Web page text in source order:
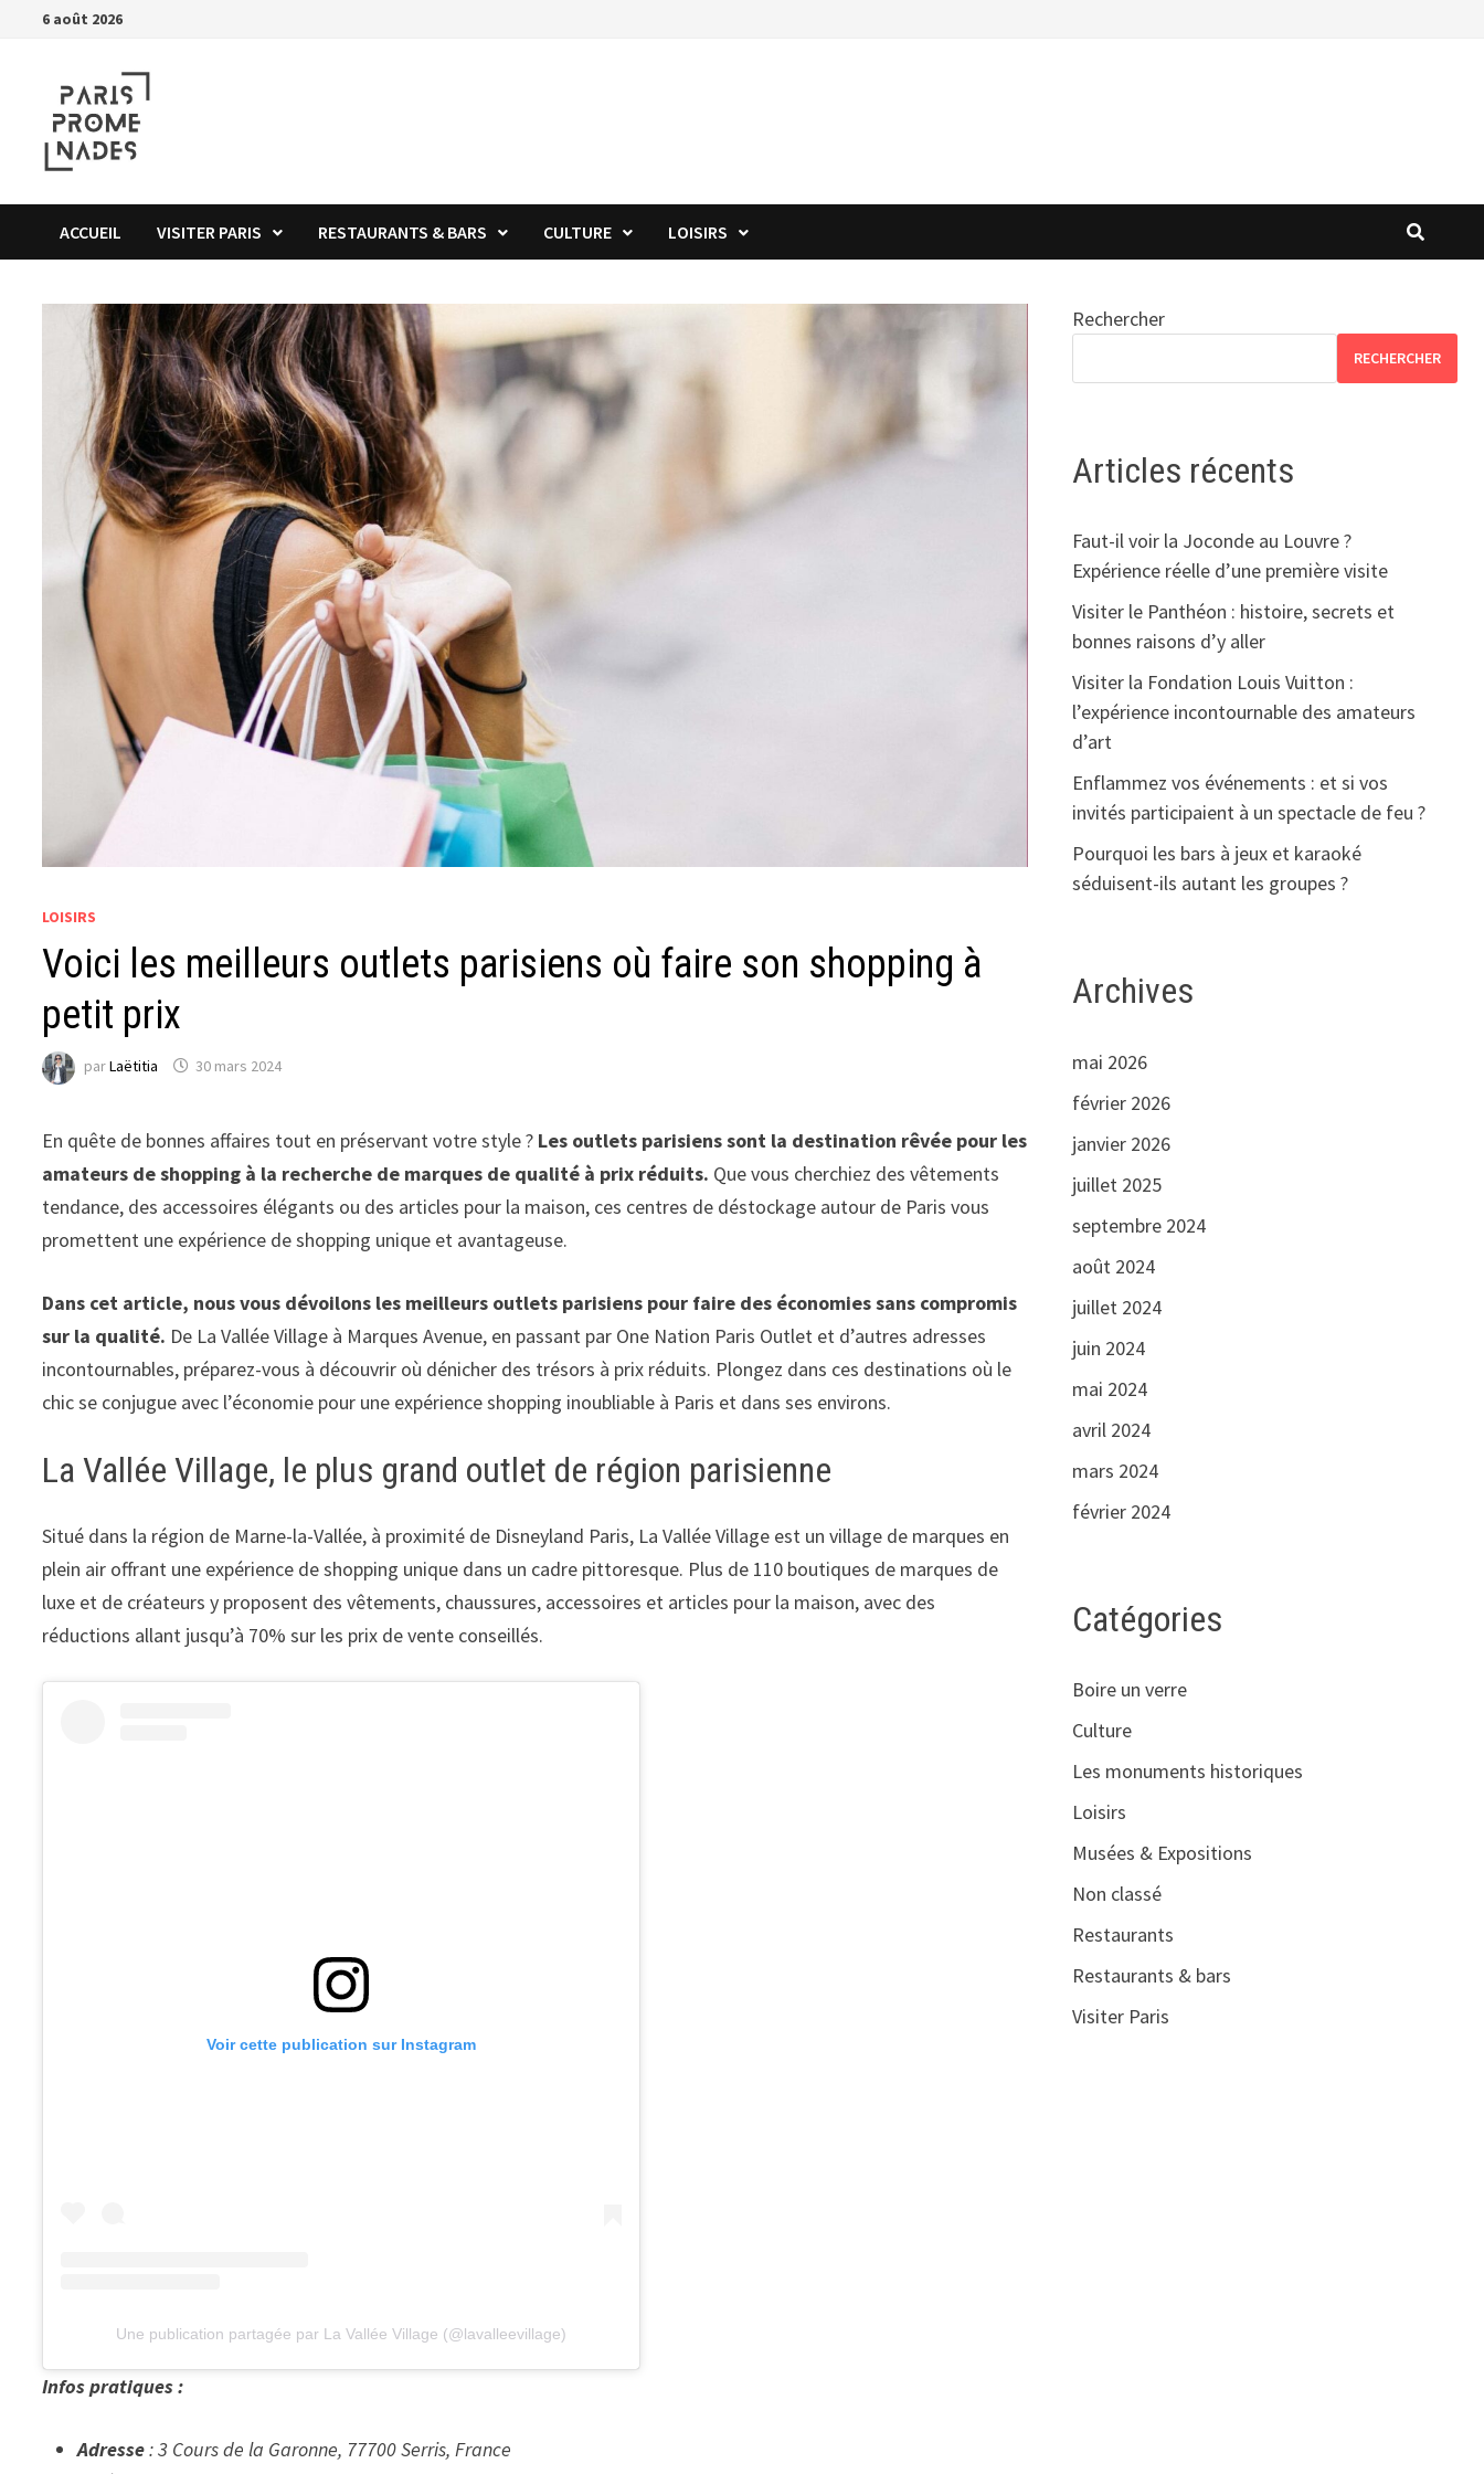
Passer6 août 2026
ACCUEIL VISITER PARIS RESTAURANTS & BARS CULTURE LOISIRS
LOISIRS
Voici les meilleurs outlets parisiens où faire son shopping à
petit prix
parLaëtitia 30 mars 2024
En quête de bonnes affaires tout en préservant votre style ? Les outlets parisiens sont la destination rêvée pour les
amateurs de shopping à la recherche de marques de qualité à prix réduits. Que vous cherchiez des vêtements
tendance, des accessoires élégants ou des articles pour la maison, ces centres de déstockage autour de Paris vous
promettent une expérience de shopping unique et avantageuse.
Dans cet article, nous vous dévoilons les meilleurs outlets parisiens pour faire des économies sans compromis
sur la qualité. De La Vallée Village à Marques Avenue, en passant par One Nation Paris Outlet et d’autres adresses
incontournables, préparez-vous à découvrir où dénicher des trésors à prix réduits. Plongez dans ces destinations où le
chic se conjugue avec l’économie pour une expérience shopping inoubliable à Paris et dans ses environs.
La Vallée Village, le plus grand outlet de région parisienne
Situé dans la région de Marne-la-Vallée, à proximité de Disneyland Paris, La Vallée Village est un village de marques en
plein air offrant une expérience de shopping unique dans un cadre pittoresque. Plus de 110 boutiques de marques de
luxe et de créateurs y proposent des vêtements, chaussures, accessoires et articles pour la maison, avec des
réductions allant jusqu’à 70% sur les prix de vente conseillés.
Voir cette publication sur Instagram
Une publication partagée par La Vallée Village (@lavalleevillage)
Infos pratiques :
Adresse: 3 Cours de la Garonne, 77700 Serris, France
Rechercher
RECHERCHER
Articles récents
Faut-il voir la Joconde au Louvre ?
Expérience réelle d’une première visite
Visiter le Panthéon : histoire, secrets et
bonnes raisons d’y aller
Visiter la Fondation Louis Vuitton :
l’expérience incontournable des amateurs
d’art
Enflammez vos événements : et si vos
invités participaient à un spectacle de feu ?
Pourquoi les bars à jeux et karaoké
séduisent-ils autant les groupes ?
Archives
mai 2026
février 2026
janvier 2026
juillet 2025
septembre 2024
août 2024
juillet 2024
juin 2024
mai 2024
avril 2024
mars 2024
février 2024
Catégories
Boire un verre
Culture
Les monuments historiques
Loisirs
Musées & Expositions
Non classé
Restaurants
Restaurants & bars
Visiter Paris